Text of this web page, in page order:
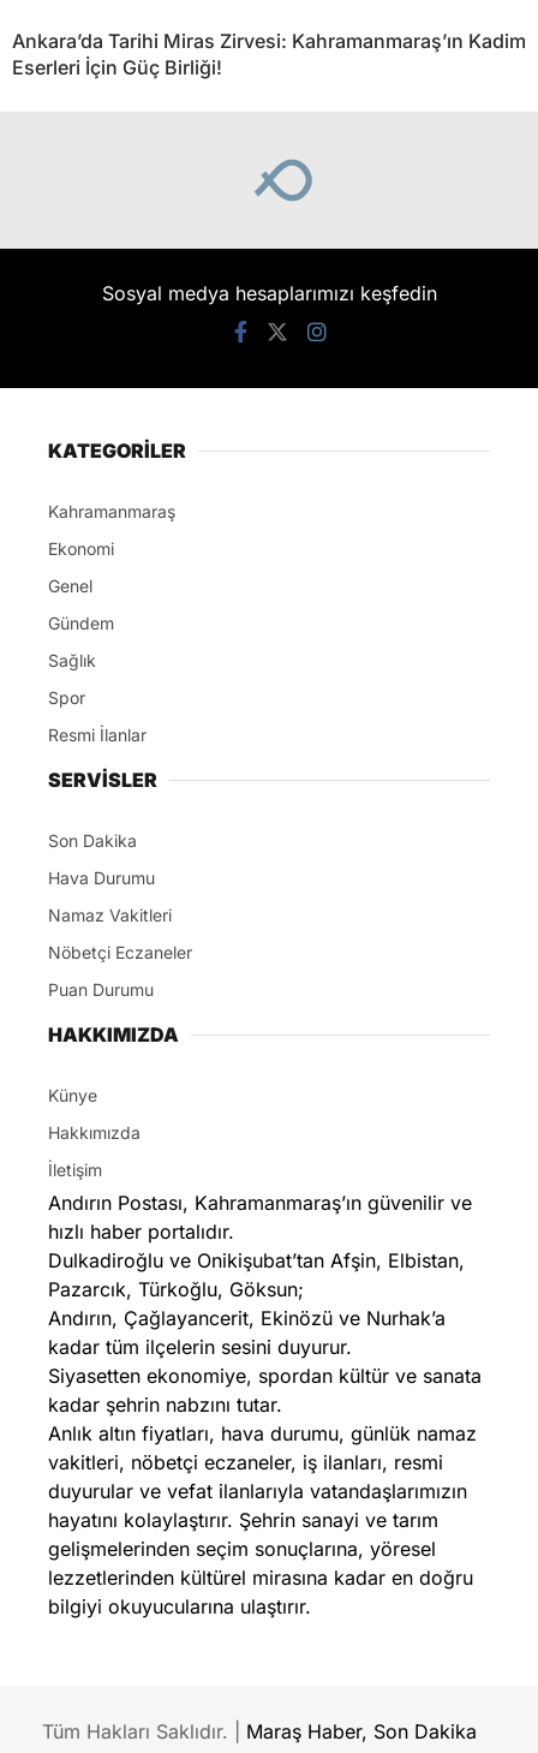
Ankara’da Tarihi Miras Zirvesi: Kahramanmaraş’ın Kadim
Eserleri İçin Güç Birliği!
Sosyal medya hesaplarımızı keşfedin
KATEGORİLER
Kahramanmaraş
Ekonomi
Genel
Gündem
Sağlık
Spor
Resmi İlanlar
SERVİSLER
Son Dakika
Hava Durumu
Namaz Vakitleri
Nöbetçi Eczaneler
Puan Durumu
HAKKIMIZDA
Künye
Hakkımızda
İletişim
Andırın Postası, Kahramanmaraş’ın güvenilir ve
hızlı haber portalıdır.
Dulkadiroğlu ve Onikişubat’tan Afşin, Elbistan,
Pazarcık, Türkoğlu, Göksun;
Andırın, Çağlayancerit, Ekinözü ve Nurhak’a
kadar tüm ilçelerin sesini duyurur.
Siyasetten ekonomiye, spordan kültür ve sanata
kadar şehrin nabzını tutar.
Anlık altın fiyatları, hava durumu, günlük namaz
vakitleri, nöbetçi eczaneler, iş ilanları, resmi
duyurular ve vefat ilanlarıyla vatandaşlarımızın
hayatını kolaylaştırır. Şehrin sanayi ve tarım
gelişmelerinden seçim sonuçlarına, yöresel
lezzetlerinden kültürel mirasına kadar en doğru
bilgiyi okuyucularına ulaştırır.
Tüm Hakları Saklıdır. | Maraş Haber, Son Dakika